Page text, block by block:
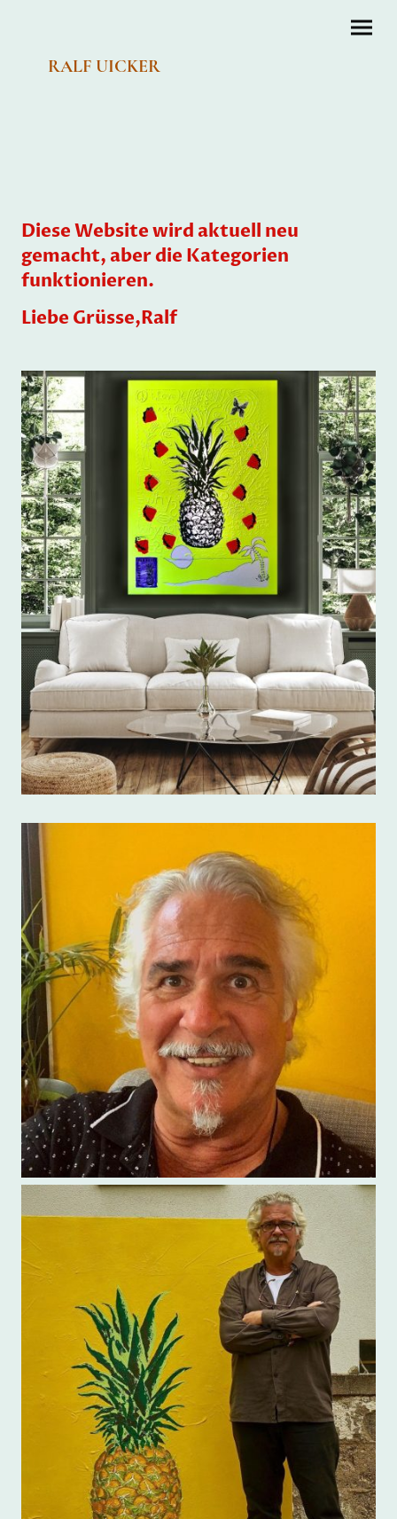
RALF UICKER
Diese Website wird aktuell neu
gemacht, aber die Kategorien
funktionieren.
Liebe Grüsse,Ralf